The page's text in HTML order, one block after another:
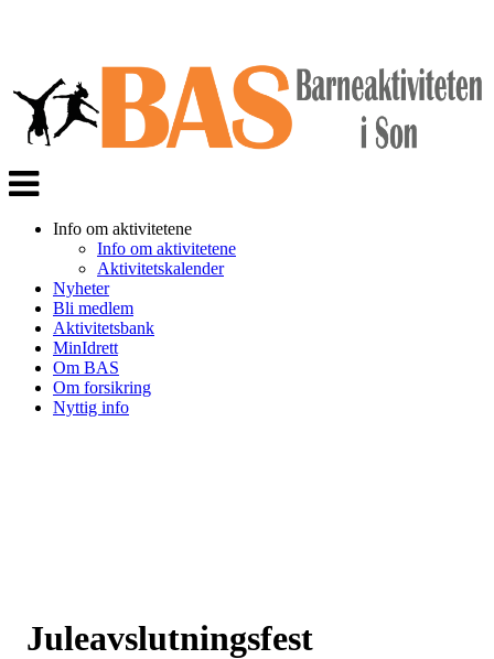
Veksle
navigasjon
Info om aktivitetene
Info om aktivitetene
Aktivitetskalender
Nyheter
Bli medlem
Aktivitetsbank
MinIdrett
Om BAS
Om forsikring
Nyttig info
Juleavslutningsfest